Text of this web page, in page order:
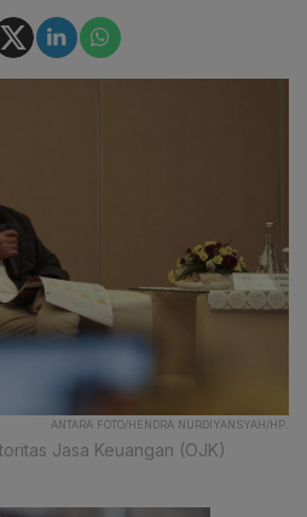
ANTARA FOTO/HENDRA NURDIYANSYAH/HP.
Jasa Keuangan (OJK)